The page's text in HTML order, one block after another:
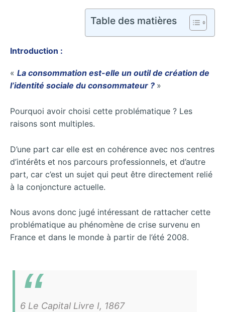
Table des matières
Introduction :
« La consommation est-elle un outil de création de
l’identité sociale du consommateur ? »
Pourquoi avoir choisi cette problématique ? Les
raisons sont multiples.
D’une part car elle est en cohérence avec nos centres
d’intérêts et nos parcours professionnels, et d’autre
part, car c’est un sujet qui peut être directement relié
à la conjoncture actuelle.
Nous avons donc jugé intéressant de rattacher cette
problématique au phénomène de crise survenu en
France et dans le monde à partir de l’été 2008.
6 Le Capital Livre I, 1867